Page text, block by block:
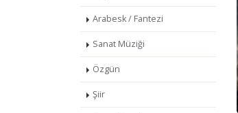
Arabesk / Fantezi
Sanat Müziği
Özgün
Şiir